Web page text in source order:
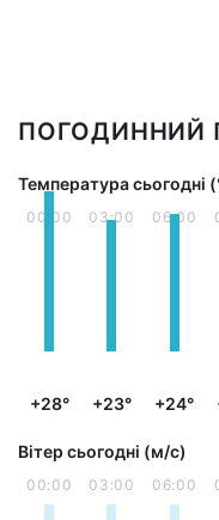
ПОГОДИННИЙ
Температура сьогодні
00:00
+28°
03:00
+23°
06:00
+24°
Вітер сьогодні (м/с)
00:00 03:00 06:00